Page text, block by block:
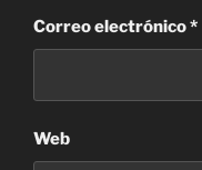
Correo electrónico*
Web